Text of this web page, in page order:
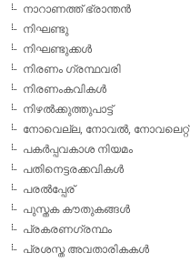
നാറാണത്ത് ഭ്രാന്തന്‍
നിഘണ്ടു
നിഘണ്ടുക്കള്‍
നിരണം ഗ്രന്ഥവരി
നിരണംകവികള്‍
നിഴല്‍ക്കുത്തുപാട്ട്
നോവെല്ല, നോവല്‍, നോവലെറ്റ്
പകര്‍പ്പവകാശ നിയമം
പതിനെട്ടരക്കവികള്‍
പരല്‍പ്പേര്
പുസ്തക കൗതുകങ്ങള്‍
പ്രകരണഗ്രന്ഥം
പ്രശസ്ത അവതാരികകള്‍